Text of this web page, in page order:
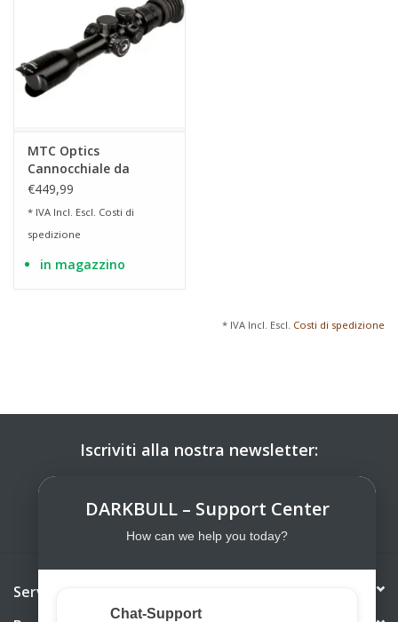
MTC Optics
Cannocchiale da
puntamento Viper
€449,99
* IVA Incl. Escl. Costi di
spedizione
in magazzino
* IVA Incl. Escl. Costi di spedizione
Iscriviti alla nostra newsletter:
Servizio di assistenza
DARKBULL – Support Center
How can we help you today?
Chat-Support